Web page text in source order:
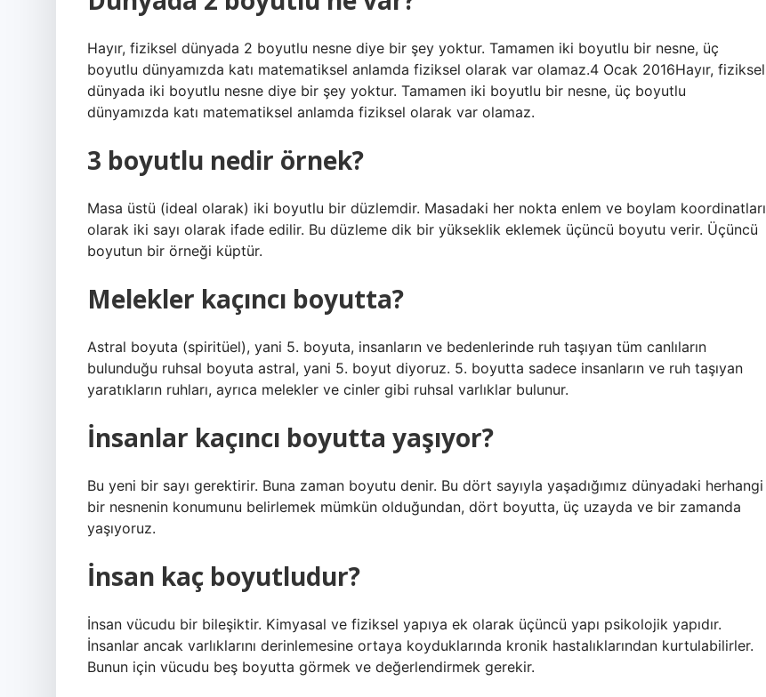
Hayır, fiziksel dünyada 2 boyutlu nesne diye bir şey yoktur. Tamamen iki boyutlu bir nesne, üç
boyutlu dünyamızda katı matematiksel anlamda fiziksel olarak var olamaz.4 Ocak 2016Hayır, fiziksel
dünyada iki boyutlu nesne diye bir şey yoktur. Tamamen iki boyutlu bir nesne, üç boyutlu
dünyamızda katı matematiksel anlamda fiziksel olarak var olamaz.
3 boyutlu nedir örnek?
Masa üstü (ideal olarak) iki boyutlu bir düzlemdir. Masadaki her nokta enlem ve boylam koordinatları
olarak iki sayı olarak ifade edilir. Bu düzleme dik bir yükseklik eklemek üçüncü boyutu verir. Üçüncü
boyutun bir örneği küptür.
Melekler kaçıncı boyutta?
Astral boyuta (spiritüel), yani 5. boyuta, insanların ve bedenlerinde ruh taşıyan tüm canlıların
bulunduğu ruhsal boyuta astral, yani 5. boyut diyoruz. 5. boyutta sadece insanların ve ruh taşıyan
yaratıkların ruhları, ayrıca melekler ve cinler gibi ruhsal varlıklar bulunur.
İnsanlar kaçıncı boyutta yaşıyor?
Bu yeni bir sayı gerektirir. Buna zaman boyutu denir. Bu dört sayıyla yaşadığımız dünyadaki herhangi
bir nesnenin konumunu belirlemek mümkün olduğundan, dört boyutta, üç uzayda ve bir zamanda
yaşıyoruz.
İnsan kaç boyutludur?
İnsan vücudu bir bileşiktir. Kimyasal ve fiziksel yapıya ek olarak üçüncü yapı psikolojik yapıdır.
İnsanlar ancak varlıklarını derinlemesine ortaya koyduklarında kronik hastalıklarından kurtulabilirler.
Bunun için vücudu beş boyutta görmek ve değerlendirmek gerekir.